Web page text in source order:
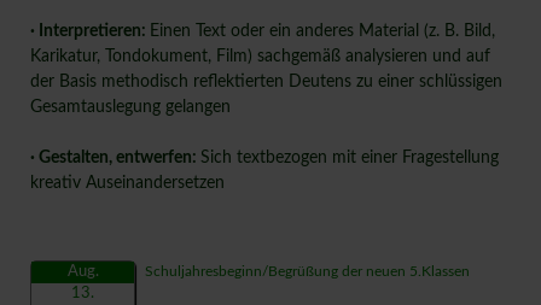
· Interpretieren: Einen Text oder ein anderes Material (z. B. Bild,
Karikatur, Tondokument, Film) sachgemäß analysieren und auf
der Basis methodisch reflektierten Deutens zu einer schlüssigen
Gesamtauslegung gelangen
· Gestalten, entwerfen: Sich textbezogen mit einer Fragestellung
kreativ Auseinandersetzen
Aug.
13.
Schuljahresbeginn/Begrüßung der neuen 5.Klassen